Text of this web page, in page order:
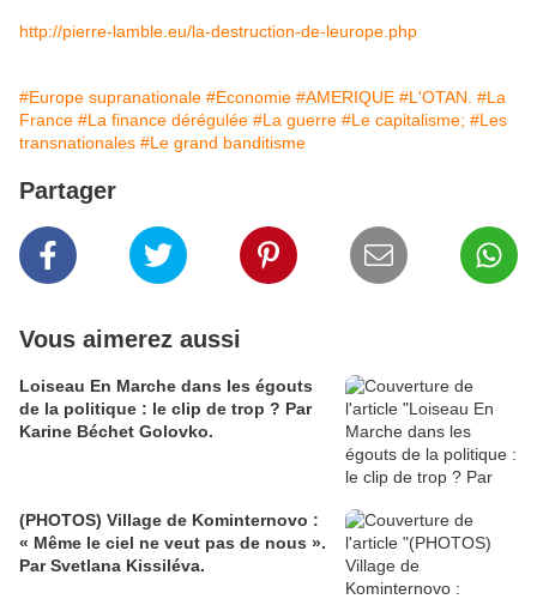
http://pierre-lamble.eu/la-destruction-de-leurope.php
#Europe supranationale #Economie #AMERIQUE #L'OTAN. #La
France #La finance dérégulée #La guerre #Le capitalisme; #Les
transnationales #Le grand banditisme
Partager
Vous aimerez aussi
Loiseau En Marche dans les égouts
de la politique : le clip de trop ? Par
Karine Béchet Golovko.
(PHOTOS) Village de Kominternovo :
« Même le ciel ne veut pas de nous ».
Par Svetlana Kissiléva.